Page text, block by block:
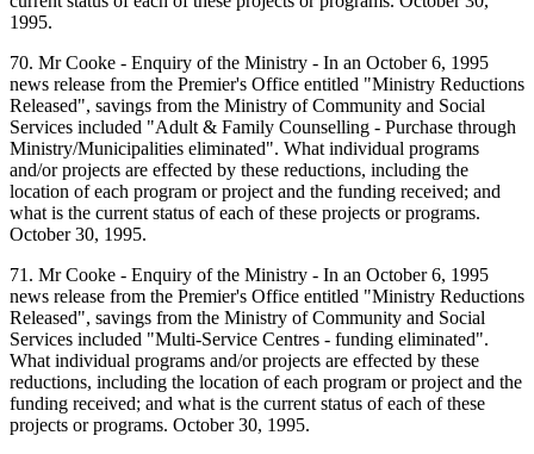
1995.
70. Mr Cooke - Enquiry of the Ministry - In an October 6, 1995
news release from the Premier's Office entitled "Ministry Reductions
Released", savings from the Ministry of Community and Social
Services included "Adult & Family Counselling - Purchase through
Ministry/Municipalities eliminated". What individual programs
and/or projects are effected by these reductions, including the
location of each program or project and the funding received; and
what is the current status of each of these projects or programs.
October 30, 1995.
71. Mr Cooke - Enquiry of the Ministry - In an October 6, 1995
news release from the Premier's Office entitled "Ministry Reductions
Released", savings from the Ministry of Community and Social
Services included "Multi-Service Centres - funding eliminated".
What individual programs and/or projects are effected by these
reductions, including the location of each program or project and the
funding received; and what is the current status of each of these
projects or programs. October 30, 1995.